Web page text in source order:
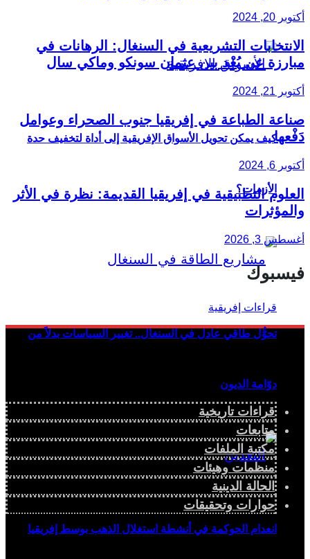
كيف يمكن تحويل الأسواق الإفريقية إلى أداة لتخفيف حدة
الأزمات؟
تحوُّل طاقي عادل في السنغال.. تغيير السياسات بدلاً من
دوّامة الديون
انعدام الحوكمة في أنشطة استغلال الذهب بوسط إفريقيا
أكتوبر 20, 2024
الانتخابات التشريعية في السنغال: الرهانات في
مبارزة عن بُعْد بين عثمان سونكو وماكي سال
أكتوبر 21, 2024
صناعة الطباعة في إفريقيا جنوب الصحراء وعوامل
دَفْعها
أكتوبر 6, 2024
العلوم التطبيقية في إفريقيا القديمة: نظرة في الأثر
والمؤثرات
أغسطس 3, 2026
فيسبوك
قراءات تاريخية
متابعات
مكتبة الملفات
منظمات وهيئات
الحالة الدينية
حوارات وتحقيقات